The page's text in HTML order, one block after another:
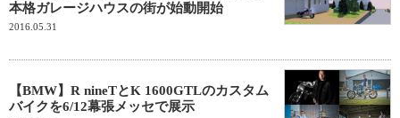
本格ガレージハウスの街が始動開始
2016.05.31
【BMW】R nineTとK 1600GTLのカスタム
バイクを6/12幕張メッセで展示